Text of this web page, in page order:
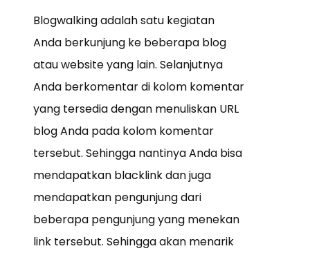
Blogwalking adalah satu kegiatan
Anda berkunjung ke beberapa blog
atau website yang lain. Selanjutnya
Anda berkomentar di kolom komentar
yang tersedia dengan menuliskan URL
blog Anda pada kolom komentar
tersebut. Sehingga nantinya Anda bisa
mendapatkan blacklink dan juga
mendapatkan pengunjung dari
beberapa pengunjung yang menekan
link tersebut. Sehingga akan menarik